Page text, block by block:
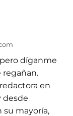
pero díganme
regañan.
en
desde
mayoría,